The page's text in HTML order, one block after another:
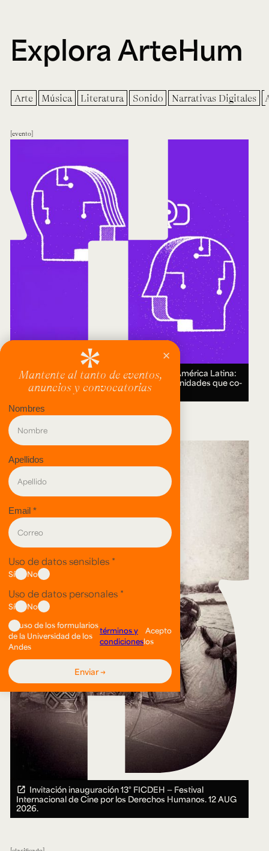
Explora ArteHum
Arte Música Literatura Sonido Narrativas Digitales
evento
Encuentro Humanidades Digitales en América Latina:
genealogías, conocimiento abierto y comunidades que co-
crean.18 AUG 2026.
evento
Invitación inauguración 13° FICDEH — Festival
Internacional de Cine por los Derechos Humanos.12 AUG
2026.